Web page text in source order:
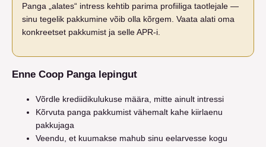
Panga „alates“ intress kehtib parima profiiliga taotlejale —
sinu tegelik pakkumine võib olla kõrgem. Vaata alati oma
konkreetset pakkumist ja selle APR-i.
Enne Coop Panga lepingut
Võrdle krediidikulukuse määra, mitte ainult intressi
Kõrvuta panga pakkumist vähemalt kahe kiirlaenu
pakkujaga
Veendu, et kuumakse mahub sinu eelarvesse kogu